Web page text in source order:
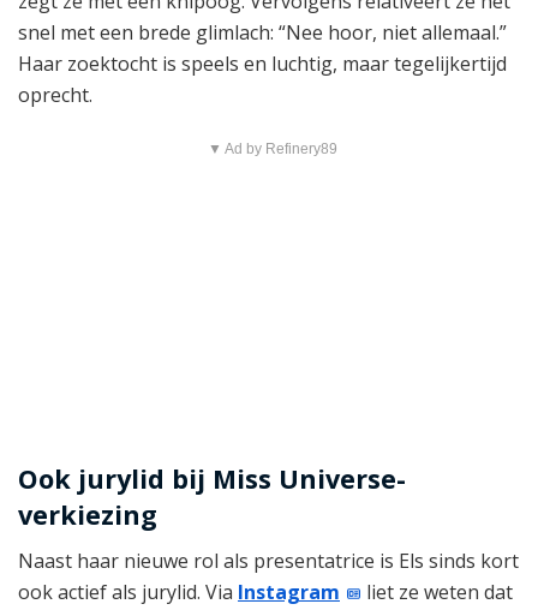
snel met een brede glimlach: “Nee hoor, niet allemaal.”
Haar zoektocht is speels en luchtig, maar tegelijkertijd
oprecht.
▼ Ad by Refinery89
Ook jurylid bij Miss Universe-
verkiezing
Naast haar nieuwe rol als presentatrice is Els sinds kort
ook actief als jurylid. Via Instagram
liet ze weten dat